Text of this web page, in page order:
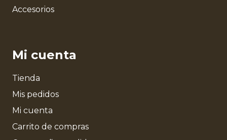
Accesorios
Mi cuenta
Tienda
Mis pedidos
Mi cuenta
Carrito de compras